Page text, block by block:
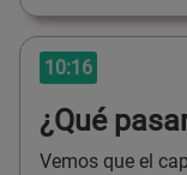
10:16
¿Qué
Vemos que el